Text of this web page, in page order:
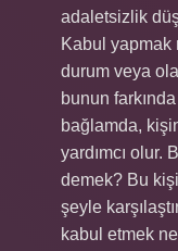
adaletsizlik
Kabul yapmak
durum veya
bunun
bağlamda,
yardımcı olur.
demek? Bu
şeyle
kabul etmek